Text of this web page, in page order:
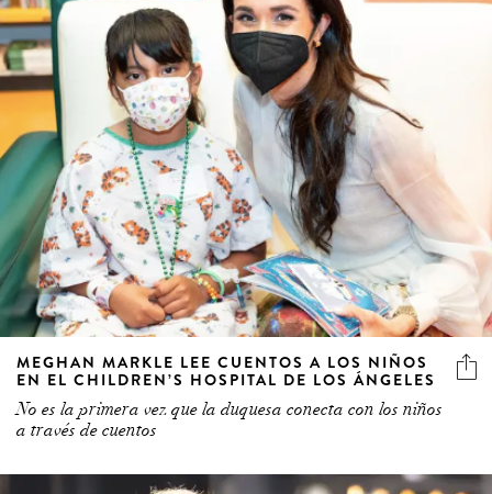
MEGHAN MARKLE LEE CUENTOS A LOS NIÑOS
EN EL CHILDREN’S HOSPITAL DE LOS ÁNGELES
No es la primera vez que la duquesa conecta con los niños
a través de cuentos